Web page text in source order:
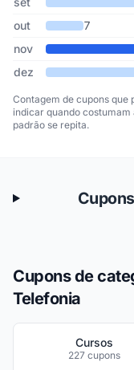
out 7
nov
dez
Contagem de cupons que
indicar quando
padrão se repita.
Cupons de
Telefonia
Cursos
227 cupons